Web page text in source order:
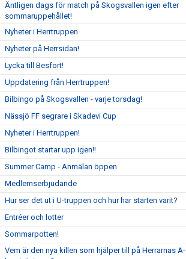
Äntligen dags för match på Skogsvallen igen efter
sommaruppehållet!
Nyheter i Herrtruppen
Nyheter på Herrsidan!
Lycka till Besfort!
Uppdatering från Herrtruppen!
Bilbingo på Skogsvallen - varje torsdag!
Nässjö FF segrare i Skadevi Cup
Nyheter i Herrtruppen!
Bilbingot startar upp igen!!
Summer Camp - Anmälan öppen
Medlemserbjudande
Hur ser det ut i U-truppen och hur har starten varit?
Entréer och lotter
Sommarpotten!
Vem är den nya killen som hjälper till på Herrarnas A-